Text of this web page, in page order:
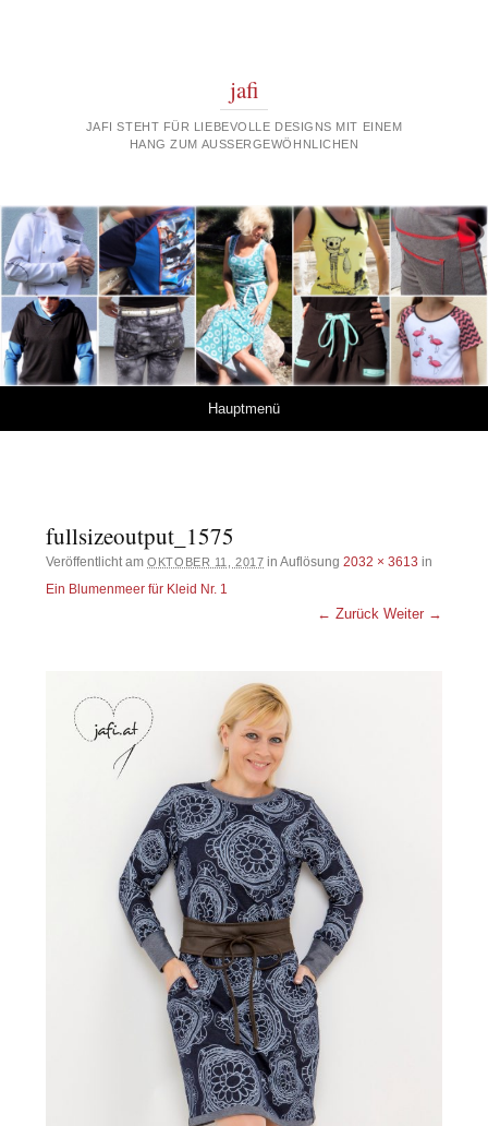
jafi
JAFI STEHT FÜR LIEBEVOLLE DESIGNS MIT EINEM
HANG ZUM AUSSERGEWÖHNLICHEN
Hauptmenü
fullsizeoutput_1575
Veröffentlicht amOKTOBER 11, 2017 in Auflösung2032 × 3613 in
Ein Blumenmeer für Kleid Nr. 1
← Zurück Weiter →